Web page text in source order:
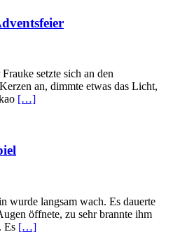
setzte sich an den
an, dimmte etwas das Licht,
[…]
wurde langsam wach. Es dauerte
öffnete, zu sehr brannte ihm
Es […]